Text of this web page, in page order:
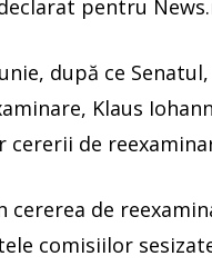
pentru
după ce
Klaus
de
cererea de
comisiilor